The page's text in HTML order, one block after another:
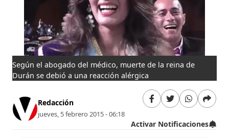
Según el abogado del médico, muerte de la reina de
Durán se debió a una reacción alérgica
Redacción
jueves, 5 febrero 2015 - 06:18
Activar Notificaciones